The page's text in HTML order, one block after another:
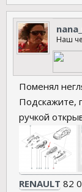
Наш
Поменял
Подскажите,
ручкой
RENAULT 82